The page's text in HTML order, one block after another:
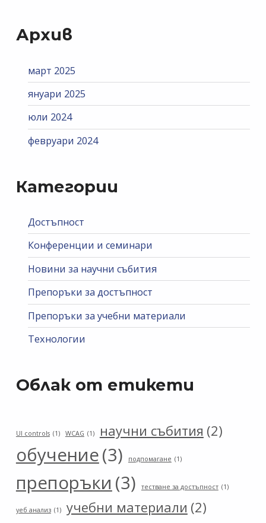
Архив
март 2025
януари 2025
юли 2024
февруари 2024
Категории
Достъпност
Конференции и семинари
Новини за научни събития
Препоръки за достъпност
Препоръки за учебни материали
Технологии
Облак от етикети
UI controls (1) WCAG (1) научни събития (2)
обучение(3) подпомагане (1)
препоръки (3) тестване за достъпност (1)
уеб анализ (1) учебни материали (2)